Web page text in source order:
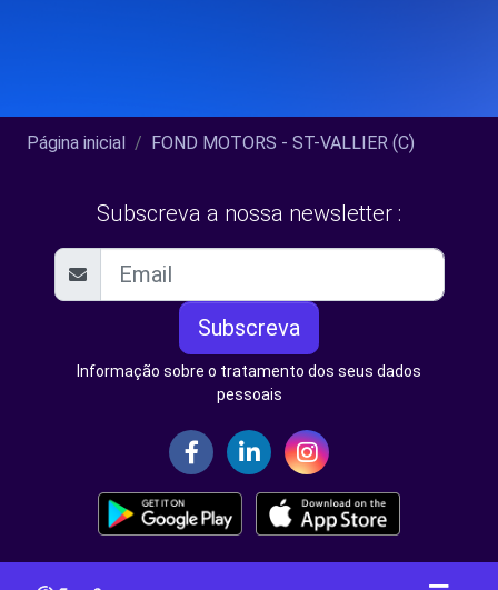
Página inicial FOND MOTORS - ST-VALLIER (C)
Subscreva a nossa newsletter :
Subscreva
Informação sobre o tratamento dos seus dados
pessoais